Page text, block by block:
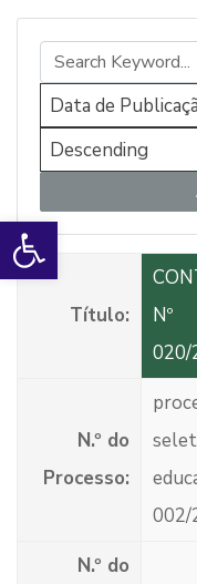
Open
Data de
Descending
Título:
Nº
020/
N.º do
Processo:
002/
N.º do